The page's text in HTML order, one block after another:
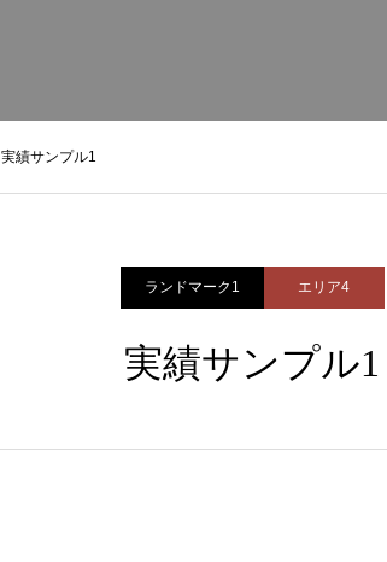
実績サンプル1
ランドマーク1 エリア4
実績サンプル1